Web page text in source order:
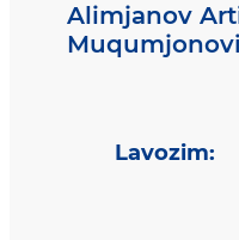
Alimjanov
Lavozim: